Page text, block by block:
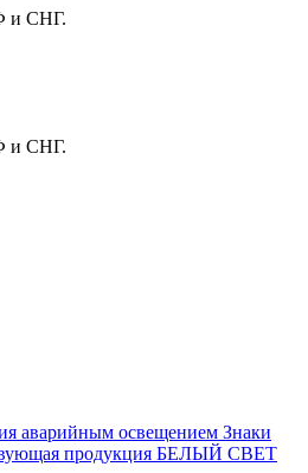
и СНГ.
и СНГ.
аварийным освещением Знаки
продукция БЕЛЫЙ СВЕТ